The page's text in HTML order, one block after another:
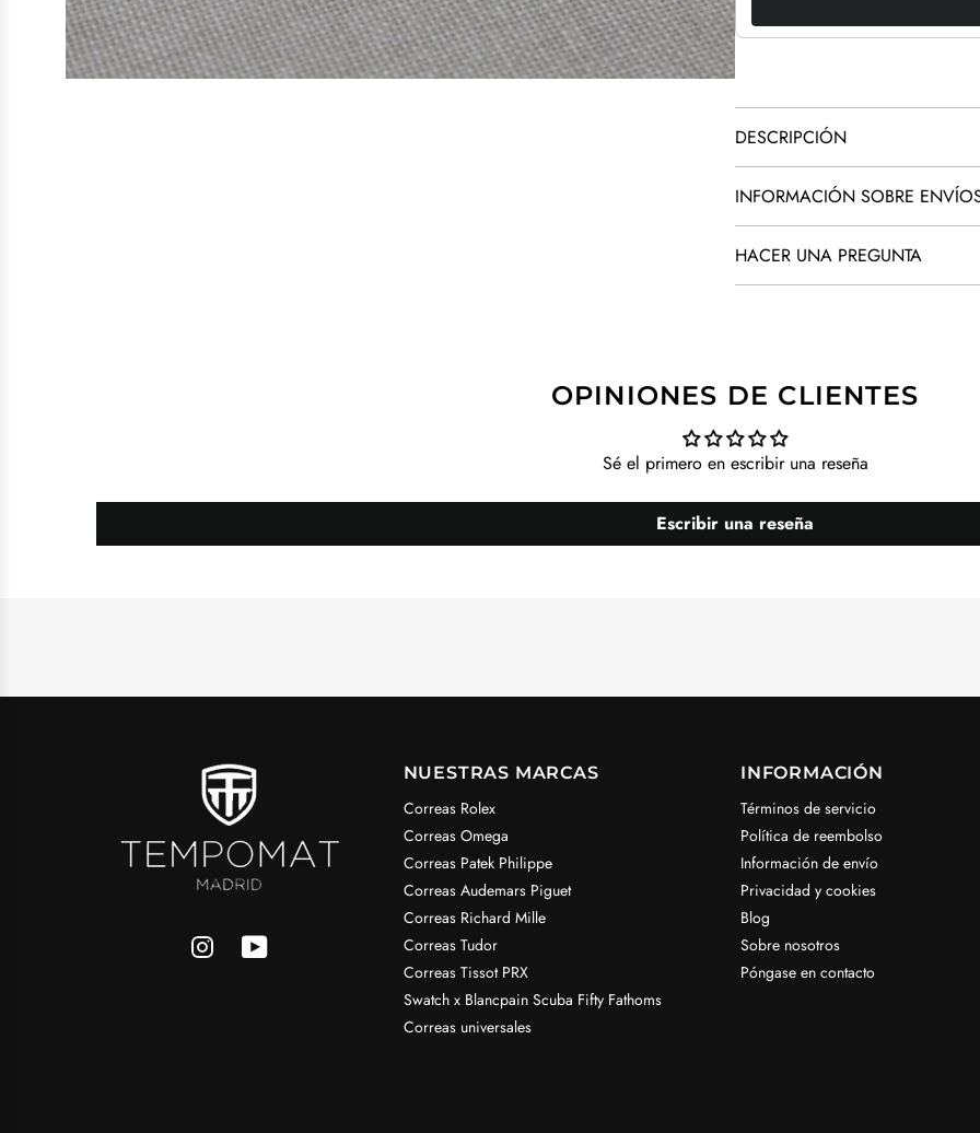
l
DESCRIPCIÓN
INFORMACIÓN SOBRE
HACER UNA PREGUNTA
OPINIONES DE CLIENTES
Sé el primero en escribir una reseña
Escribir una reseña
NUESTRAS MARCAS
Correas Rolex
Correas Omega
Correas Patek Philippe
Correas Audemars Piguet
Correas Richard Mille
Correas Tudor
Correas Tissot PRX
Swatch x Blancpain Scuba Fifty Fathoms
Correas universales
INFORMACIÓN
Términos de servicio
Política de reembolso
Información de envío
Privacidad y cookies
Blog
Sobre nosotros
Póngase en contacto